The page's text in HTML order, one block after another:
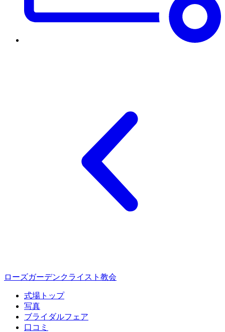
ローズガーデンクライスト教会
式場トップ
写真
ブライダルフェア
口コミ